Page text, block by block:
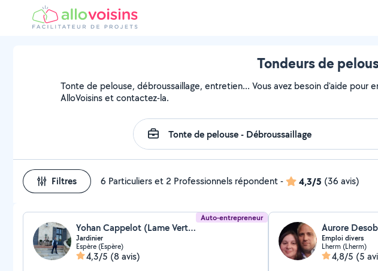
Tondeurs de
Tonte de pelouse, débroussaillage, entretien... Vous avez besoin d'aide
AlloVoisins et contactez-la.
Filtres 6 Particuliers et 2 Professionnels répondent- 4,3/5 (36 avis)
Auto-entrepreneur
Yohan Cappelot (Lame Verte)
Jardinier
Espère (Espère)
4,3/5 (8 avis)
Aurore
Emploi divers
Lherm (Lherm)
4,8/5 (5